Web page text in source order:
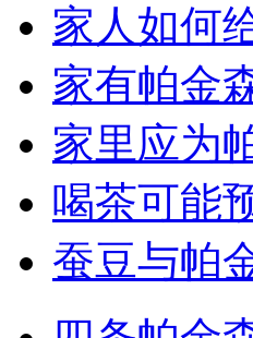
家人如何
家有帕金
家里应为
喝茶可能
蚕豆与帕